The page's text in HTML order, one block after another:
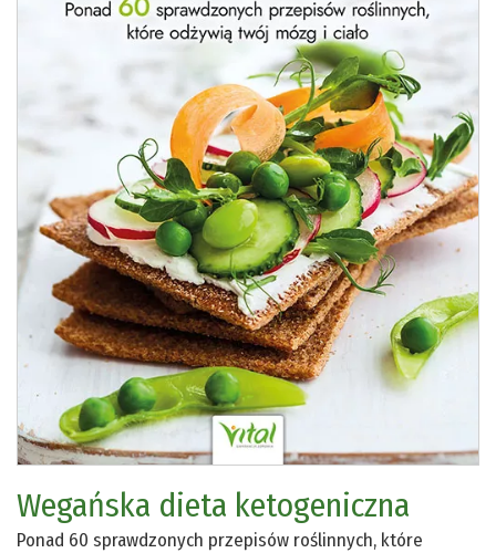
Wegańska dieta ketogeniczna
Ponad 60 sprawdzonych przepisów roślinnych, które